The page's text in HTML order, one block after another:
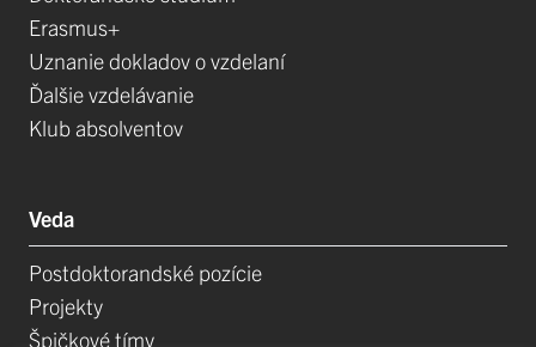
Erasmus+
Uznanie dokladov o vzdelaní
Ďalšie vzdelávanie
Klub absolventov
Veda
Postdoktorandské pozície
Projekty
Špičkové tímy